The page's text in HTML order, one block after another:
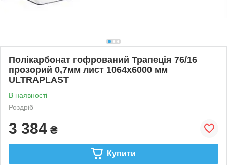
Полікарбонат гофрований Трапеція 76/16
прозорий 0,7мм лист 1064x6000 мм
ULTRAPLAST
В наявності
Роздріб
3 384 ₴
Купити